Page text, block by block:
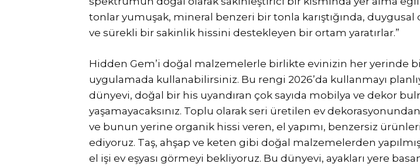
tonlar yumuşak, mineral benzeri bir tonla karıştığında,
ve sürekli bir sakinlik hissini destekleyen bir ortam yaratırlar.”
Hidden Gem’i doğal malzemelerle birlikte evinizin her yerinde
uygulamada kullanabilirsiniz. Bu rengi 2026’da kullanmayı
dünyevi, doğal bir his uyandıran çok sayıda mobilya ve dekor
yaşamayacaksınız. Toplu olarak seri üretilen ev
ve bunun yerine organik hissi veren, el yapımı, benzersiz
ediyoruz. Taş, ahşap ve keten gibi doğal malzemelerden
el işi ev eşyası görmeyi bekliyoruz. Bu dünyevi, ayakları yere